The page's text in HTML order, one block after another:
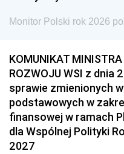
Monitor Polski rok 2026
KOMUNIKAT
ROZWOJU WSI z dnia
sprawie zmienionych
podstawowych w
finansowej w ramach
dla Wspólnej Polityki
2027